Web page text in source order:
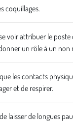
coquillages.
voir attribuer le
un rôle à un non
les contacts
et de respirer.
laisser de longues